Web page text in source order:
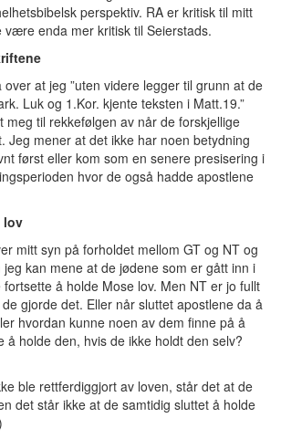
perspektiv. RA er kritisk til mitt
være enda mer kritisk til Seierstads.
at jeg ”uten videre legger til grunn at de
Luk og 1.Kor. kjente teksten i Matt.19.”
meg til rekkefølgen av når de forskjellige
Jeg mener at det ikke har noen betydning
først eller kom som en senere presisering i
hvor de også hadde apostlene
lov
mitt syn på forholdet mellom GT og NT og
kan mene at de jødene som er gått inn i
å holde Mose lov. Men NT er jo fullt
gjorde det. Eller når sluttet apostlene da å
hvordan kunne noen av dem finne på å
å holde den, hvis de ikke holdt den selv?
ble rettferdiggjort av loven, står det at de
det står ikke at de samtidig sluttet å holde